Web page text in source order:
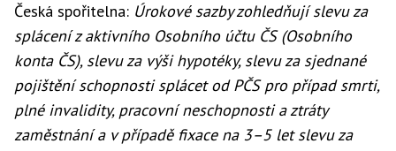
Česká spořitelna: Úrokové sazby zohledňují slevu za
splácení z aktivního Osobního účtu ČS (Osobního
konta ČS), slevu za výši hypotéky, slevu za sjednané
pojištění schopnosti splácet od PČS pro případ smrti,
plné invalidity, pracovní neschopnosti a ztráty
zaměstnání a v případě fixace na 3–5 let slevu za